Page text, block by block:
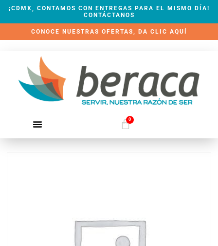
¡CDMX, CONTAMOS CON ENTREGAS PARA EL MISMO DÍA!
CONTÁCTANOS
CONOCE NUESTRAS OFERTAS, DA CLIC AQUÍ
0